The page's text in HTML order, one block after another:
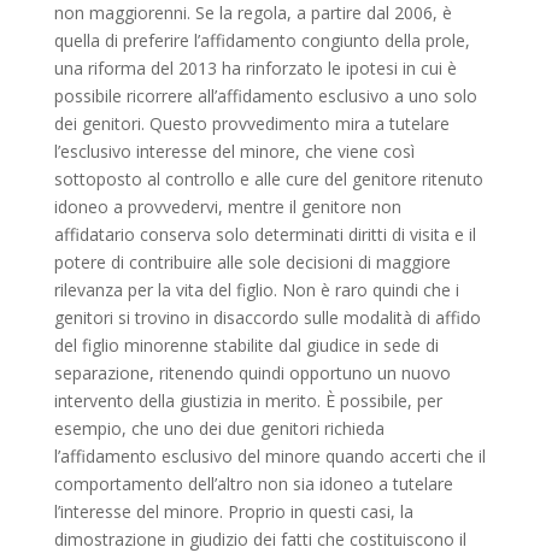
non maggiorenni. Se la regola, a partire dal 2006, è
quella di preferire l’affidamento congiunto della prole,
una riforma del 2013 ha rinforzato le ipotesi in cui è
possibile ricorrere all’affidamento esclusivo a uno solo
dei genitori. Questo provvedimento mira a tutelare
l’esclusivo interesse del minore, che viene così
sottoposto al controllo e alle cure del genitore ritenuto
idoneo a provvedervi, mentre il genitore non
affidatario conserva solo determinati diritti di visita e il
potere di contribuire alle sole decisioni di maggiore
rilevanza per la vita del figlio. Non è raro quindi che i
genitori si trovino in disaccordo sulle modalità di affido
del figlio minorenne stabilite dal giudice in sede di
separazione, ritenendo quindi opportuno un nuovo
intervento della giustizia in merito. È possibile, per
esempio, che uno dei due genitori richieda
l’affidamento esclusivo del minore quando accerti che il
comportamento dell’altro non sia idoneo a tutelare
l’interesse del minore. Proprio in questi casi, la
dimostrazione in giudizio dei fatti che costituiscono il